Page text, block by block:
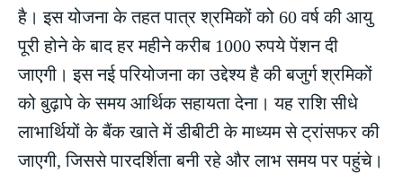
है। इस योजना के तहत पात्र श्रमिकों को 60 वर्ष की आयु
पूरी होने के बाद हर महीने करीब 1000 रुपये पेंशन दी
जाएगी। इस नई परियोजना का उद्देश्य है की बजुर्ग श्रमिकों
को बुढ़ापे के समय आर्थिक सहायता देना। यह राशि सीधे
लाभार्थियों के बैंक खाते में डीबीटी के माध्यम से ट्रांसफर की
जाएगी, जिससे पारदर्शिता बनी रहे और लाभ समय पर पहुंचे।